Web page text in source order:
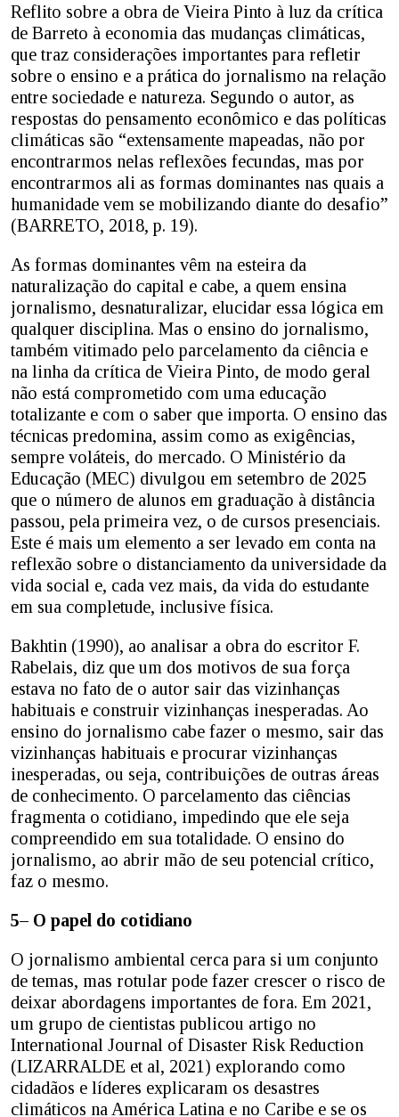
Reflito sobre a obra de Vieira Pinto à luz da crítica
de Barreto à economia das mudanças climáticas,
que traz considerações importantes para refletir
sobre o ensino e a prática do jornalismo na relação
entre sociedade e natureza. Segundo o autor, as
respostas do pensamento econômico e das políticas
climáticas são “extensamente mapeadas, não por
encontrarmos nelas reflexões fecundas, mas por
encontrarmos ali as formas dominantes nas quais a
humanidade vem se mobilizando diante do desafio”
(BARRETO, 2018, p. 19).
As formas dominantes vêm na esteira da
naturalização do capital e cabe, a quem ensina
jornalismo, desnaturalizar, elucidar essa lógica em
qualquer disciplina. Mas o ensino do jornalismo,
também vitimado pelo parcelamento da ciência e
na linha da crítica de Vieira Pinto, de modo geral
não está comprometido com uma educação
totalizante e com o saber que importa. O ensino das
técnicas predomina, assim como as exigências,
sempre voláteis, do mercado. O Ministério da
Educação (MEC) divulgou em setembro de 2025
que o número de alunos em graduação à distância
passou, pela primeira vez, o de cursos presenciais.
Este é mais um elemento a ser levado em conta na
reflexão sobre o distanciamento da universidade da
vida social e, cada vez mais, da vida do estudante
em sua completude, inclusive física.
Bakhtin (1990), ao analisar a obra do escritor F.
Rabelais, diz que um dos motivos de sua força
estava no fato de o autor sair das vizinhanças
habituais e construir vizinhanças inesperadas. Ao
ensino do jornalismo cabe fazer o mesmo, sair das
vizinhanças habituais e procurar vizinhanças
inesperadas, ou seja, contribuições de outras áreas
de conhecimento. O parcelamento das ciências
fragmenta o cotidiano, impedindo que ele seja
compreendido em sua totalidade. O ensino do
jornalismo, ao abrir mão de seu potencial crítico,
faz o mesmo.
5– O papel do cotidiano
O jornalismo ambiental cerca para si um conjunto
de temas, mas rotular pode fazer crescer o risco de
deixar abordagens importantes de fora. Em 2021,
um grupo de cientistas publicou artigo no
International Journal of Disaster Risk Reduction
(LIZARRALDE et al, 2021) explorando como
cidadãos e líderes explicaram os desastres
climáticos na América Latina e no Caribe e se os